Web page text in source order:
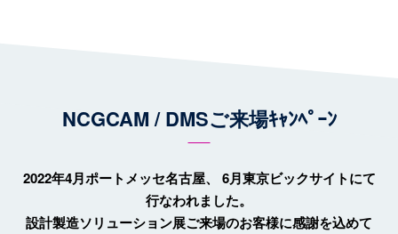
NCGCAM / DMSご来場ｷｬﾝﾍﾟｰﾝ
2022年4月ポートメッセ名古屋、 6月東京ビックサイトにて
行なわれました。
設計製造ソリューション展ご来場のお客様に感謝を込めて